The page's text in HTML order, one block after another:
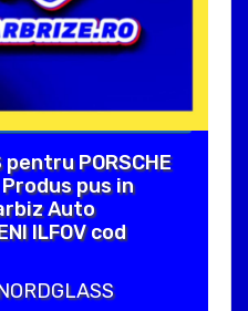
pentru PORSCHE
Produs pus in
Auto
ILFOV cod